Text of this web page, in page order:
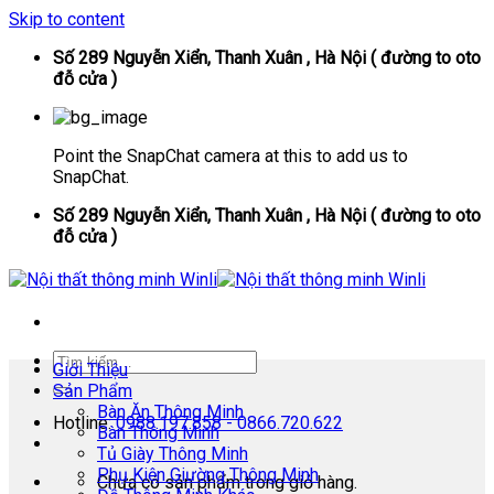
Skip to content
Số 289 Nguyễn Xiển, Thanh Xuân , Hà Nội ( đường to oto
đỗ cửa )
Point the SnapChat camera at this to add us to
SnapChat.
Số 289 Nguyễn Xiển, Thanh Xuân , Hà Nội ( đường to oto
đỗ cửa )
Hotline:0988.197.858 - 0866.720.622
Chưa có sản phẩm trong giỏ hàng.
Giới Thiệu
Sản Phẩm
Bàn Ăn Thông Minh
Bàn Thông Minh
Tủ Giày Thông Minh
Phụ Kiện Giường Thông Minh